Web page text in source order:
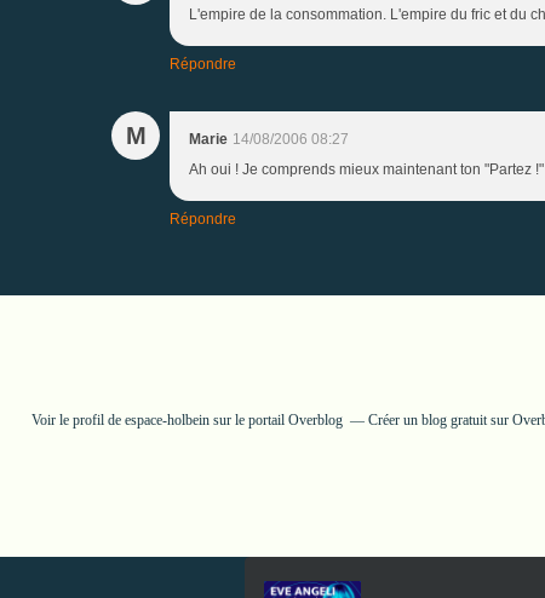
L'empire de la consommation. L'empire du fric et du
Répondre
M Marie 14/08/2006 08:27
Ah oui ! Je comprends mieux maintenant ton "Partez
Répondre
Voir le profil de espace-holbeinsur le portail Overblog Créer un blog gratuit sur